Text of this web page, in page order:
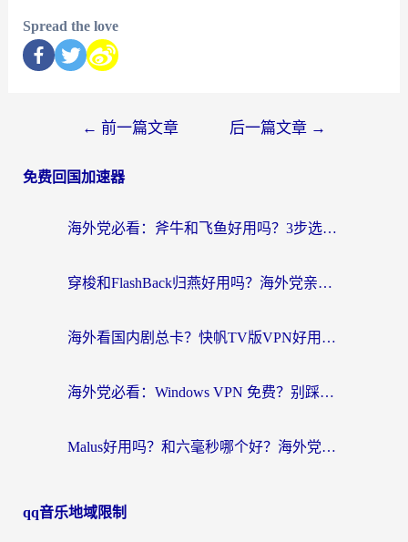
Spread the love
← 前一篇文章 后一篇文章 →
免费回国加速器
海外党必看：斧牛和飞鱼好用吗？3步选对回国加速器，无缝刷剧玩国服
穿梭和FlashBack归燕好用吗？海外党亲测3款热门回国加速器，教你选对不踩坑
海外看国内剧总卡？快帆TV版VPN好用吗？和快滚VPN对比哪个回国效果更好？
海外党必看：Windows VPN 免费？别踩坑！教你选对好用的国内加速器无缝回国
Malus好用吗？和六毫秒哪个好？海外党选回国加速器的避坑指南
qq音乐地域限制